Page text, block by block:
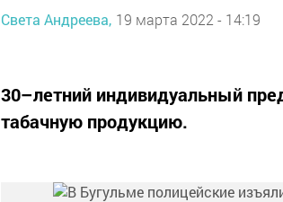
Света Андреева, 19 марта 2022 - 14:19
30–летний индивидуальный
табачную продукцию.